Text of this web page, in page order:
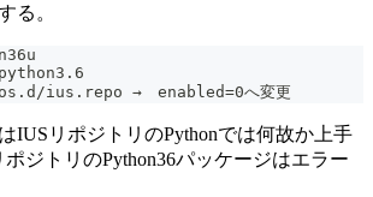
る。
ius.repo →　enabled=0へ変更
IUSリポジトリのPythonでは何故か上手
ポジトリのPython36パッケージはエラー